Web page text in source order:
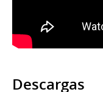
Descargas